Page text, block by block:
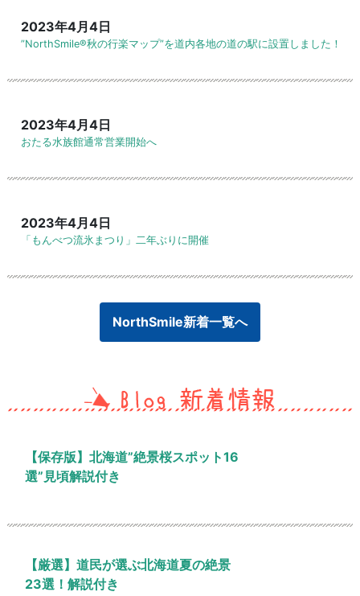
2023年4月4日
”NorthSmile®︎秋の行楽マップ”を道内各地の道の駅に設置しました！
2023年4月4日
おたる水族館通常営業開始へ
2023年4月4日
「もんべつ流氷まつり」二年ぶりに開催
NorthSmile新着一覧へ
【保存版】北海道”絶景桜スポット16
選”見頃解説付き
【厳選】道民が選ぶ北海道夏の絶景
23選！解説付き